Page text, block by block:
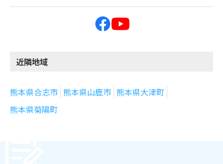
近隣地域
熊本県合志市 熊本県山鹿市 熊本県大津町
熊本県菊陽町